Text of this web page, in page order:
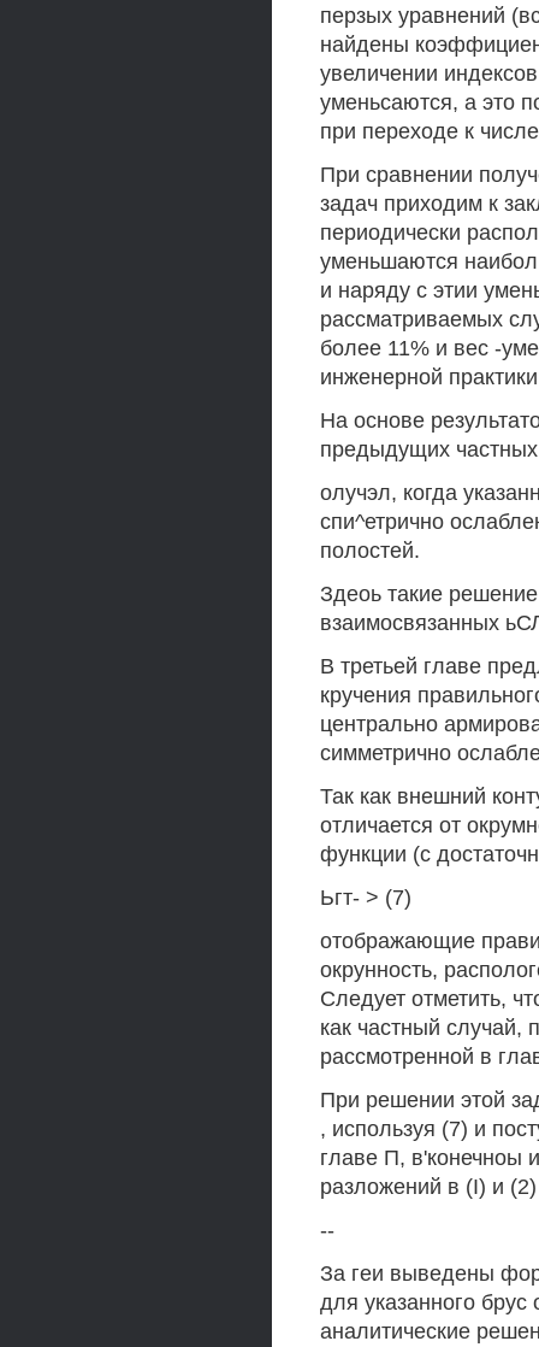
перзых уравнений
найдены
увеличении
уменьсаются, а это
при переходе к
При сравнении
задач приходим к
периодически
уменьшаются
и наряду с этии
рассматриваемых
более 11% и вес -
инженерной
На основе
предыдущих
олучэл, когда
спи^етрично
полостей.
Здеоь такие
взаимосвязанных
В третьей главе
кручения
центрально
симметрично
Так как внешний
отличается от
функции (с
Ьгт- > (7)
отображающие
окрунность,
Следует отметить,
как частный случай,
рассмотренной в
При решении этой
, используя (7) и
главе П, в'конечноы
разложений в (I) и (2)
--
За геи выведены
для указанного
аналитические